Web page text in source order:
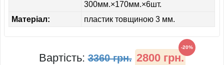
300мм.×170мм.×6шт.
Матеріал:
пластик товщиною 3 мм.
Вартість: 3360 грн. 2800 грн.
-20%